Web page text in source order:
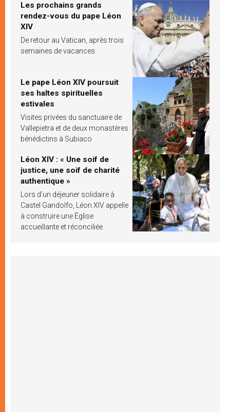
Les prochains grands
rendez-vous du pape Léon
XIV
De retour au Vatican, après trois
semaines de vacances
Le pape Léon XIV poursuit
ses haltes spirituelles
estivales
Visites privées du sanctuaire de
Vallepietra et de deux monastères
bénédictins à Subiaco
Léon XIV : « Une soif de
justice, une soif de charité
authentique »
Lors d’un déjeuner solidaire à
Castel Gandolfo, Léon XIV appelle
à construire une Église
accueillante et réconciliée